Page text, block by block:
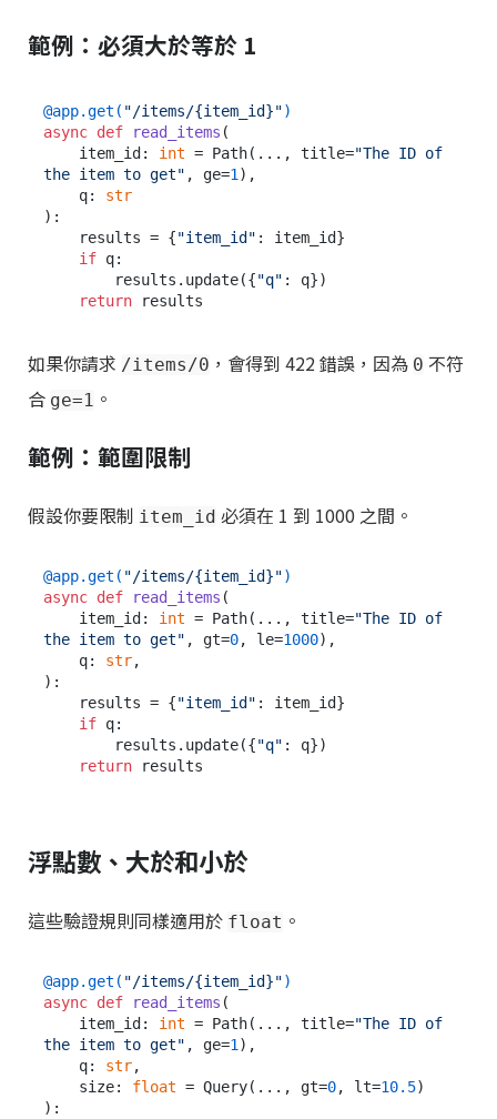
範例：必須大於等於 1
@app.get( "/items/{item_id}")
async def read_items (
    item_id:
int = Path( ..., title="The ID of
the item to get" , ge=1 ),
    q:
str
):
    results = {
"item_id" : item_id}
if q:
        results.update({
"q" : q})
return
如果你請求 /items/0 ，會得到 422 錯誤，因為 0 不符
合 ge=1 。
範例：範圍限制
假設你要限制 item_id 必須在 1 到 1000 之間。
@app.get( "/items/{item_id}")
async def read_items (
    item_id:
int = Path( ..., title="The ID of
the item to get" , gt=0, le=1000),
    q:
str
):
    results = {
"item_id" : item_id}
if q:
        results.update({
"q" : q})
return
浮點數、大於和小於
這些驗證規則同樣適用於 float 。
@app.get( "/items/{item_id}")
async def read_items (
    item_id:
int = Path( ..., title="The ID of
the item to get" , ge=1),
    q:
str,
    size:
float = Query( ..., gt=0, lt=10.5
):